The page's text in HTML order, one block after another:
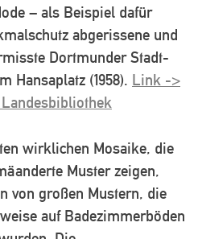
– als Beispiel dafür
abgerissene und
Dortmunder Stadt-
Hansaplatz (1958). Link ->
wirklichen Mosaike, die
Muster zeigen,
von großen Mustern, die
auf Badezimmerböden